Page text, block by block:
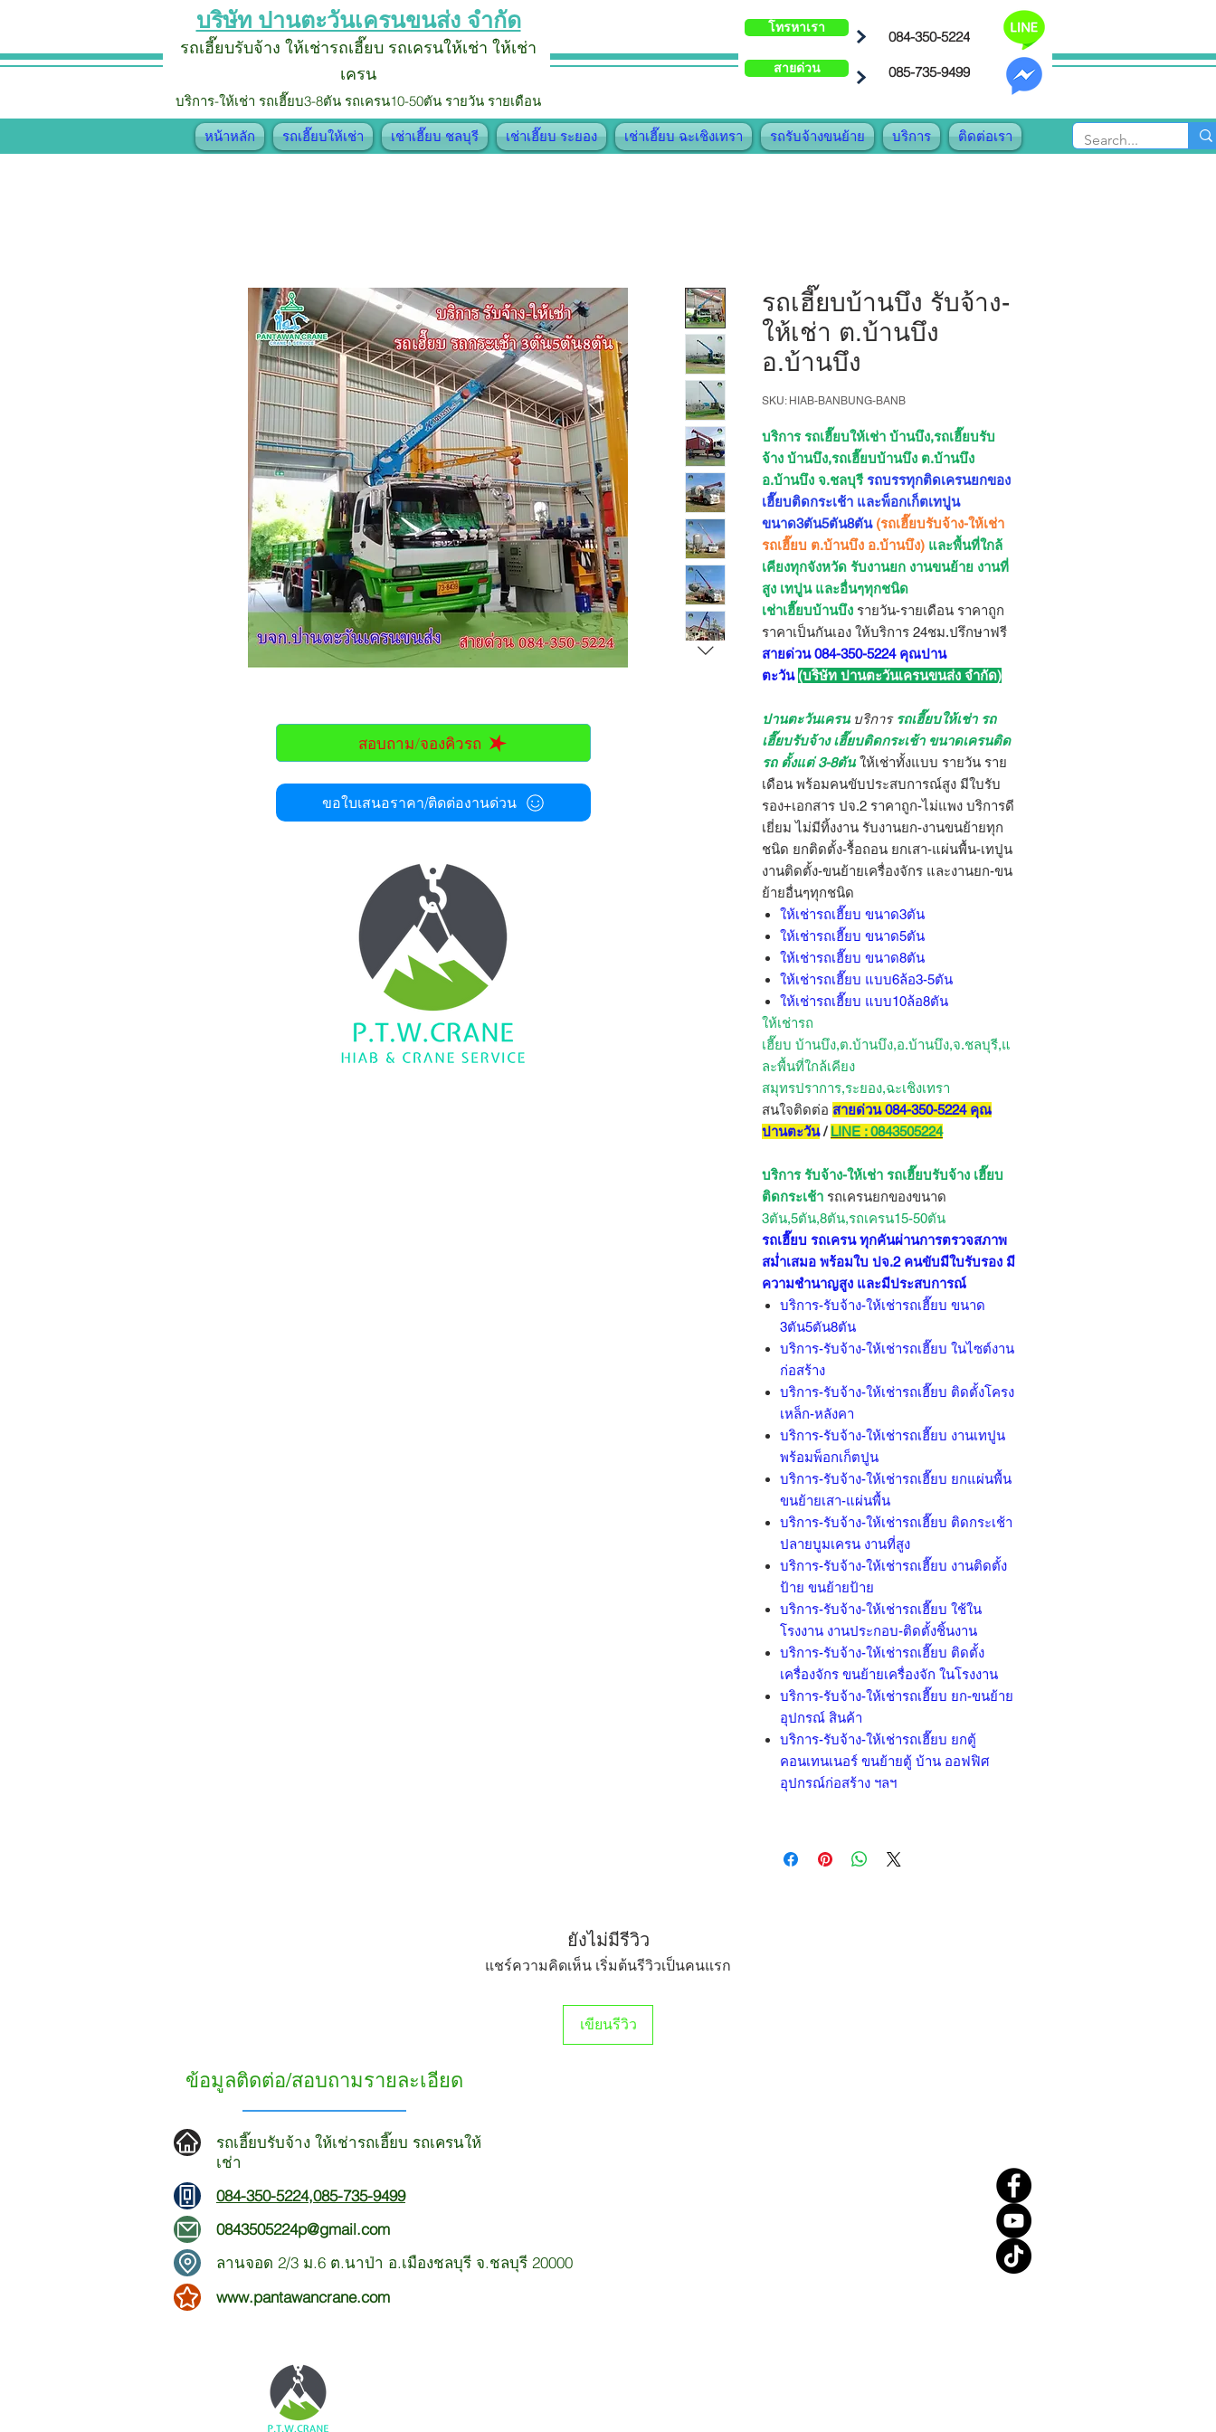
บริษัท ปานตะวันเครนขนส่ง จำกัด
รถเฮี๊ยบรับจ้าง ให้เช่ารถเฮี๊ยบ รถเครนให้เช่า ให้เช่า
เครน
บริการ-ให้เช่า รถเฮี๊ยบ3-8ตัน รถเครน10-50ตัน รายวัน รายเดือน
โทรหาเรา
สายด่วน
084-350-5224
085-735-9499
หน้าหลัก รถเฮี๊ยบให้เช่า เช่าเฮี๊ยบ ชลบุรี เช่าเฮี๊ยบ ระยอง เช่าเฮี๊ยบ ฉะเชิงเทรา รถรับจ้างขนย้าย บริการ ติดต่อเรา
รถเฮี๊ยบบ้านบึง รับจ้าง-
ให้เช่า ต.บ้านบึง
อ.บ้านบึง
SKU: HIAB-BANBUNG-BANB
บริการ รถเฮี๊ยบให้เช่า บ้านบึง,รถเฮี๊ยบรับ
จ้าง บ้านบึง,รถเฮี๊ยบบ้านบึง ต.บ้านบึง
อ.บ้านบึง จ.ชลบุรีรถบรรทุกติดเครนยกของ
เฮี๊ยบติดกระเช้า และพ็อกเก็ตเทปูน
ขนาด3ตัน5ตัน8ตัน (รถเฮี๊ยบรับจ้าง-ให้เช่า
รถเฮี๊ยบ ต.บ้านบึง อ.บ้านบึง) และพื้นที่ใกล้
เคียงทุกจังหวัด รับงานยก งานขนย้าย งานที่
สูง เทปูน และอื่นๆทุกชนิด
เช่าเฮี๊ยบบ้านบึง รายวัน-รายเดือน ราคาถูก
ราคาเป็นกันเอง ให้บริการ 24ชม.ปรึกษาฟรี
สายด่วน 084-350-5224 คุณปาน
ตะวัน (บริษัท ปานตะวันเครนขนส่ง จำกัด)
ปานตะวันเครนบริการ รถเฮี๊ยบให้เช่า รถ
เฮี๊ยบรับจ้าง เฮี๊ยบติดกระเช้า ขนาดเครนติด
รถ ตั้งแต่ 3-8ตัน ให้เช่าทั้งแบบ รายวัน ราย
เดือน พร้อมคนขับประสบการณ์สูง มีใบรับ
รอง+เอกสาร ปจ.2 ราคาถูก-ไม่แพง บริการดี
เยี่ยม ไม่มีทิ้งงาน รับงานยก-งานขนย้ายทุก
ชนิด ยกติดตั้ง-รื้อถอน ยกเสา-แผ่นพื้น-เทปูน
งานติดตั้ง-ขนย้ายเครื่องจักร และงานยก-ขน
ย้ายอื่นๆทุกชนิด
ให้เช่ารถเฮี๊ยบ ขนาด3ตัน
ให้เช่ารถเฮี๊ยบ ขนาด5ตัน
ให้เช่ารถเฮี๊ยบ ขนาด8ตัน
ให้เช่ารถเฮี๊ยบ แบบ6ล้อ3-5ตัน
ให้เช่ารถเฮี๊ยบ แบบ10ล้อ8ตัน
ให้เช่ารถ
เฮี๊ยบ บ้านบึง,ต.บ้านบึง,อ.บ้านบึง,จ.ชลบุรี,แ
ละพื้นที่ใกล้เคียง
สมุทรปราการ,ระยอง,ฉะเชิงเทรา
สนใจติดต่อ สายด่วน 084-350-5224 คุณ
ปานตะวัน/ LINE : 0843505224
บริการ รับจ้าง-ให้เช่า รถเฮี๊ยบรับจ้าง เฮี๊ยบ
ติดกระเช้า รถเครนยกของขนาด
3ตัน,5ตัน,8ตัน,รถเครน15-50ตัน
รถเฮี๊ยบ รถเครน ทุกคันผ่านการตรวจสภาพ
สม่ำเสมอ พร้อมใบ ปจ.2 คนขับมีใบรับรอง มี
ความชำนาญสูง และมีประสบการณ์
บริการ-รับจ้าง-ให้เช่ารถเฮี๊ยบ ขนาด
3ตัน5ตัน8ตัน
บริการ-รับจ้าง-ให้เช่ารถเฮี๊ยบ ในไซต์งาน
ก่อสร้าง
บริการ-รับจ้าง-ให้เช่ารถเฮี๊ยบ ติดตั้งโครง
เหล็ก-หลังคา
บริการ-รับจ้าง-ให้เช่ารถเฮี๊ยบ งานเทปูน
พร้อมพ็อกเก็ตปูน
บริการ-รับจ้าง-ให้เช่ารถเฮี๊ยบ ยกแผ่นพื้น
ขนย้ายเสา-แผ่นพื้น
บริการ-รับจ้าง-ให้เช่ารถเฮี๊ยบ ติดกระเช้า
ปลายบูมเครน งานที่สูง
บริการ-รับจ้าง-ให้เช่ารถเฮี๊ยบ งานติดตั้ง
ป้าย ขนย้ายป้าย
บริการ-รับจ้าง-ให้เช่ารถเฮี๊ยบ ใช้ใน
โรงงาน งานประกอบ-ติดตั้งชิ้นงาน
บริการ-รับจ้าง-ให้เช่ารถเฮี๊ยบ ติดตั้ง
เครื่องจักร ขนย้ายเครื่องจัก ในโรงงาน
บริการ-รับจ้าง-ให้เช่ารถเฮี๊ยบ ยก-ขนย้าย
อุปกรณ์ สินค้า
บริการ-รับจ้าง-ให้เช่ารถเฮี๊ยบ ยกตู้
คอนเทนเนอร์ ขนย้ายตู้ บ้าน ออฟฟิศ
อุปกรณ์ก่อสร้าง ฯลฯ
ยังไม่มีรีวิว
แชร์ความคิดเห็น เริ่มต้นรีวิวเป็นคนแรก
เขียนรีวิว
สอบถาม/จองคิวรถ
ขอใบเสนอราคา/ติดต่องานด่วน
ข้อมูลติดต่อ/สอบถามรายละเอียด
รถเฮี๊ยบรับจ้าง ให้เช่ารถเฮี๊ยบ รถเครนให้
เช่า
084-350-5224,085-735-9499
0843505224p@gmail.com
ลานจอด 2/3 ม.6 ต.นาป่า อ.เมืองชลบุรี จ.ชลบุรี 20000
www.pantawancrane.com